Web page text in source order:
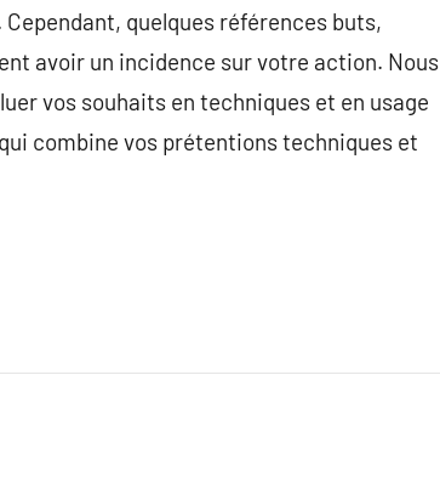
quelques références buts,
avoir un incidence sur votre action. Nous
vos souhaits en techniques et en usage
combine vos prétentions techniques et